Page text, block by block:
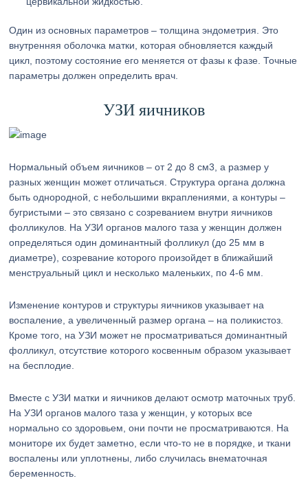
Один из основных параметров – толщина эндометрия. Это
внутренняя оболочка матки, которая обновляется каждый
цикл, поэтому состояние его меняется от фазы к фазе. Точные
параметры должен определить врач.
УЗИ яичников
Нормальный объем яичников – от 2 до 8 см3, а размер у
разных женщин может отличаться. Структура органа должна
быть однородной, с небольшими вкраплениями, а контуры –
бугристыми – это связано с созреванием внутри яичников
фолликулов. На УЗИ органов малого таза у женщин должен
определяться один доминантный фолликул (до 25 мм в
диаметре), созревание которого произойдет в ближайший
менструальный цикл и несколько маленьких, по 4-6 мм.
Изменение контуров и структуры яичников указывает на
воспаление, а увеличенный размер органа – на поликистоз.
Кроме того, на УЗИ может не просматриваться доминантный
фолликул, отсутствие которого косвенным образом указывает
на бесплодие.
Вместе с УЗИ матки и яичников делают осмотр маточных труб.
На УЗИ органов малого таза у женщин, у которых все
нормально со здоровьем, они почти не просматриваются. На
мониторе их будет заметно, если что-то не в порядке, и ткани
воспалены или уплотнены, либо случилась внематочная
беременность.